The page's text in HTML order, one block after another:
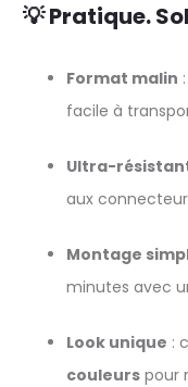
💡 Pratique.
Format malin
facile à
Ultra-
aux
Montage
minutes avec
Look unique :
couleurs pour